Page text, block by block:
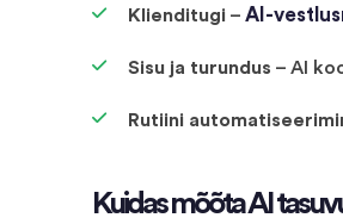
Klienditugi – AI-
Sisu ja turundus – AI
Rutiini
Kuidas mõõta AI